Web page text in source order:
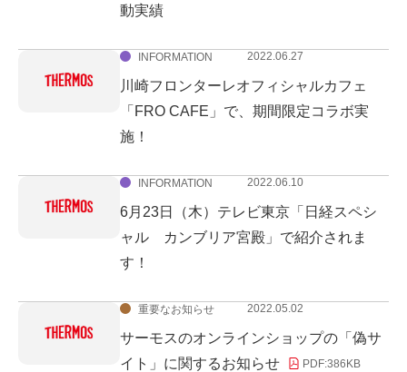
動実績
INFORMATION 2022.06.27
川崎フロンターレオフィシャルカフェ
「FRO CAFE」で、期間限定コラボ実
施！
INFORMATION 2022.06.10
6月23日（木）テレビ東京「日経スペシ
ャル カンブリア宮殿」で紹介されま
す！
重要なお知らせ 2022.05.02
サーモスのオンラインショップの「偽サ
イト」に関するお知らせ
PDF:386KB